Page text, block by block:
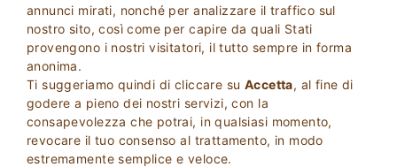
annunci mirati, nonché per analizzare il traffico sul
nostro sito, così come per capire da quali Stati
provengono i nostri visitatori, il tutto sempre in forma
anonima.
Ti suggeriamo quindi di cliccare su Accetta, al fine di
godere a pieno dei nostri servizi, con la
consapevolezza che potrai, in qualsiasi momento,
revocare il tuo consenso al trattamento, in modo
estremamente semplice e veloce.
Rovigo , Taglio di po(Mappa) 29Posti Letto
CHIEDI AL PROPRIETARIO PRENOTA
Maggiori Informazioni